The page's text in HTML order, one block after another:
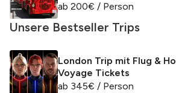
ab 200€ / Person
Unsere Bestseller Trips
London Trip mit Flug &
Voyage Tickets
ab 345€ / Person